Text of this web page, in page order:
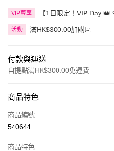
VIP尊享 【1日限定！VIP Day 👑
活動 滿HK$300.00加購區
付款與運送
自提點滿HK$300.00免運費
信用卡
Apple Pay
商品特色
商品編號
540644
商品特色